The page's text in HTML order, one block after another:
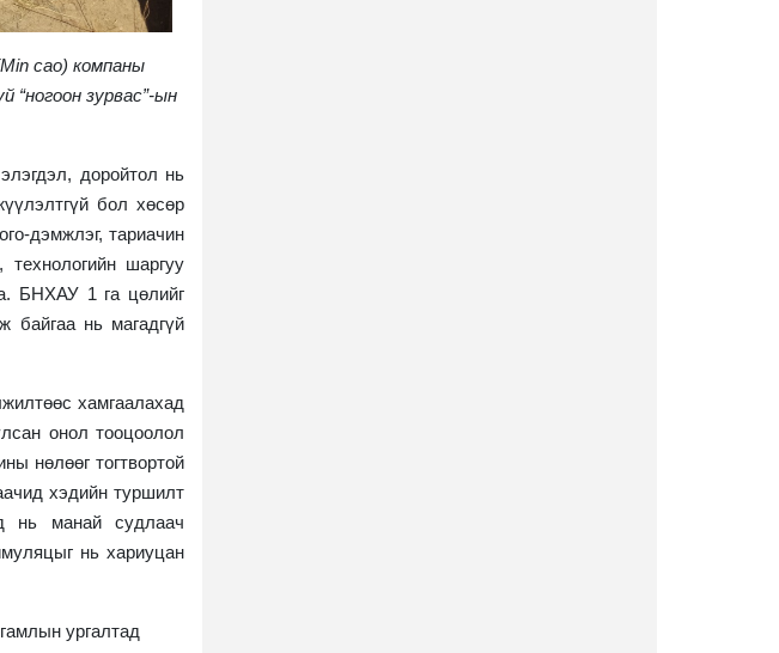
cao) компаны
“ногоон зурвас”-ын
доройтол нь
бол хөсөр
дэмжлэг, тариачин
шаргуу
БНХАУ 1 га цөлийг
байгаа нь магадгүй
хамгаалахад
онол тооцоолол
нөлөөг тогтвортой
хэдийн туршилт
нь манай судлаач
нь хариуцан
ургалтад